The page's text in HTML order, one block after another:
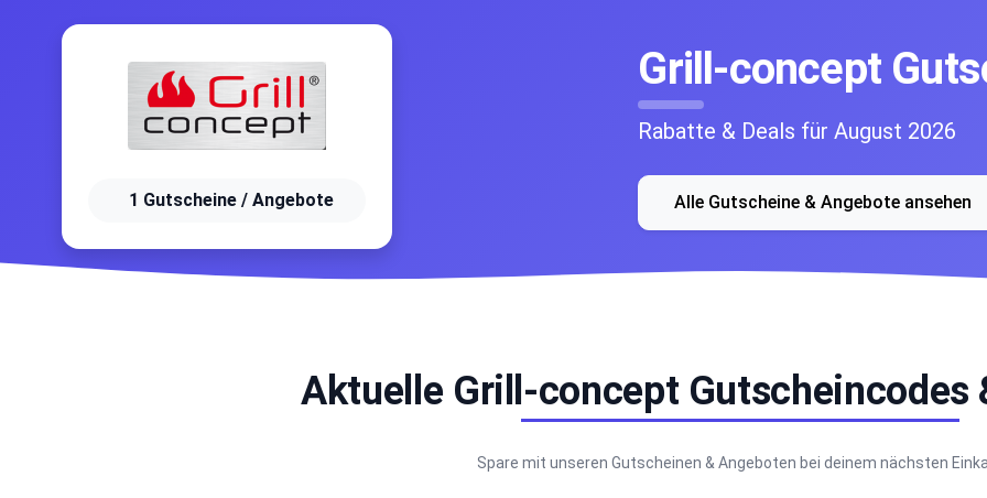
1 Gutscheine / Angebote
Grill-concept
Rabatte & Deals für August 2026
Alle Gutscheine & Angebote ansehen
Aktuelle Grill-concept Gutscheincodes
Spare mit unseren Gutscheinen & Angeboten bei deinem nächsten